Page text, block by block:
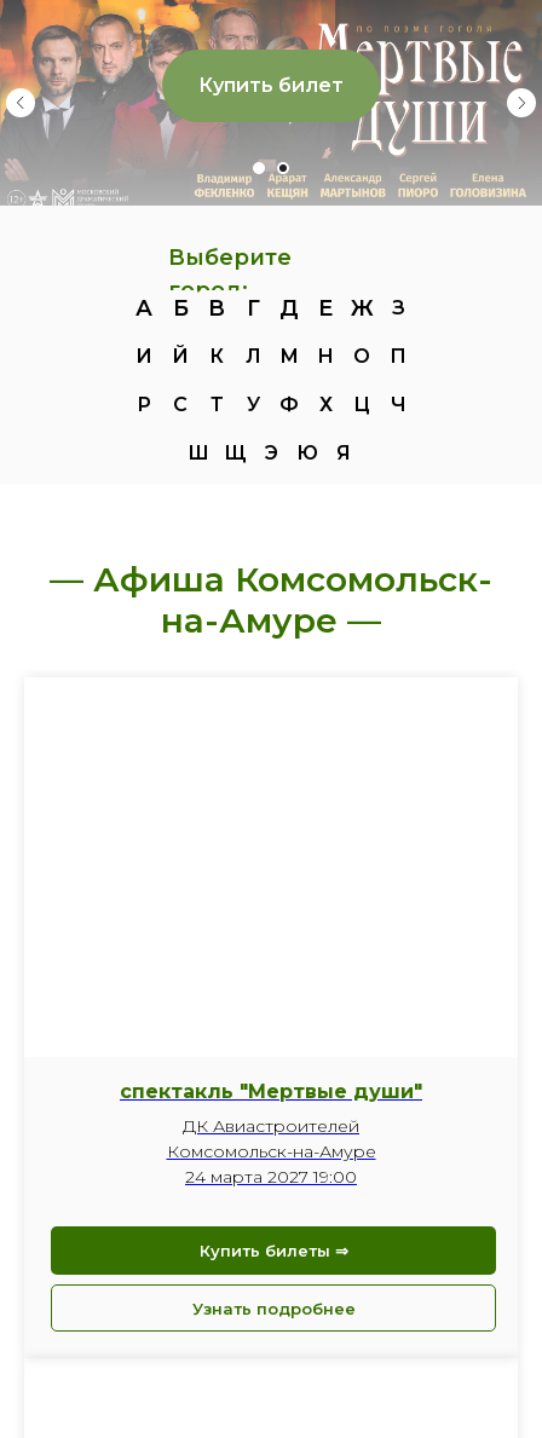
Купить билет
Выберите
город:
А Б В Г Д Е Ж З
И Й К Л М Н О П
Р С Т У Ф Х Ц Ч
Ш Щ Э Ю Я
— Афиша Комсомольск-
на-Амуре —
спектакль "Мертвые души"
ДК Авиастроителей
Комсомольск-на-Амуре
24 марта 2027 19:00
Купить билеты ⇒
Узнать подробнее